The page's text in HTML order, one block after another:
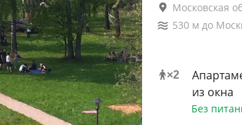
Московская
530м до
×2
из окна
Без